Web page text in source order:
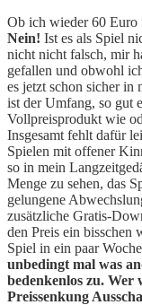
Ob ich wieder 60 Euro
Nein! Ist es als Spiel
nicht nicht falsch, mir
gefallen und obwohl
es jetzt schon sicher in
ist der Umfang, so gut
Vollpreisprodukt wie
Insgesamt fehlt dafür
Spielen mit offener
so in mein
Menge zu sehen, das
gelungene
zusätzliche Gratis-
den Preis ein bisschen
Spiel in ein paar
unbedingt mal was
bedenkenlos zu. Wer
Preissenkung